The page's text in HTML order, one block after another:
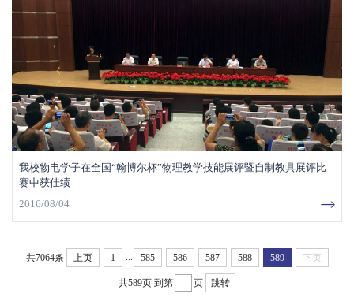
我校物电学子在全国“翰博尔杯”物理教学技能展评暨自制教具展评比
赛中获佳绩
2016/08/04
共7064条 上页 1 ... 585 586 587 588 589 下页
共589页 到第 页 跳转